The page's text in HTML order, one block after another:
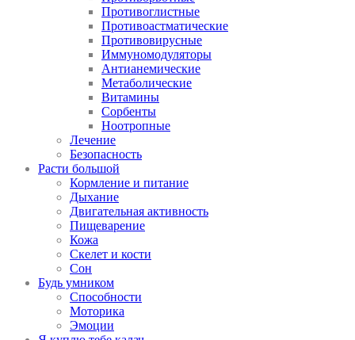
Противоглистные
Противоастматические
Противовирусные
Иммуномодуляторы
Антианемические
Метаболические
Витамины
Сорбенты
Ноотропные
Лечение
Безопасность
Расти большой
Кормление и питание
Дыхание
Двигательная активность
Пищеварение
Кожа
Скелет и кости
Сон
Будь умником
Способности
Моторика
Эмоции